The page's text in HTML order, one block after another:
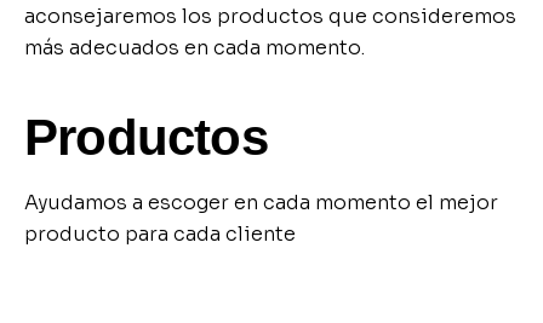
aconsejaremos los productos que consideremos
más adecuados en cada momento.
Productos
Ayudamos a escoger en cada momento el mejor
producto para cada cliente